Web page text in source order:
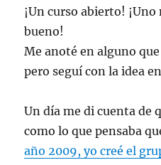
¡Un curso abierto!
bueno!
Me anoté en alguno
pero seguí con la idea
Un día me di cuenta de
como lo que pensaba
año 2009, yo creé el